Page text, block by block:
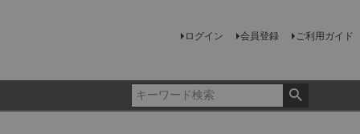
ログイン 会員登録 ご利用ガイド